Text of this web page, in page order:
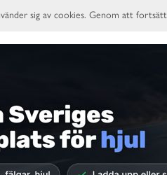
sig av cookies. Genom att